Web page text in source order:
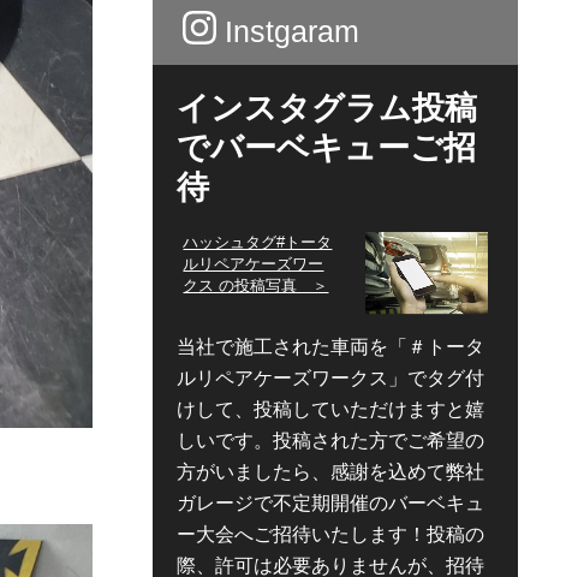
Instgaram
インスタグラム投稿
でバーベキューご招
待
ハッシュタグ#トータ
ルリペアケーズワー
クス の投稿写真 ＞
当社で施工された車両を「＃トータ
ルリペアケーズワークス」でタグ付
けして、投稿していただけますと嬉
しいです。投稿された方でご希望の
方がいましたら、感謝を込めて弊社
ガレージで不定期開催のバーベキュ
ー大会へご招待いたします！投稿の
際、許可は必要ありませんが、招待